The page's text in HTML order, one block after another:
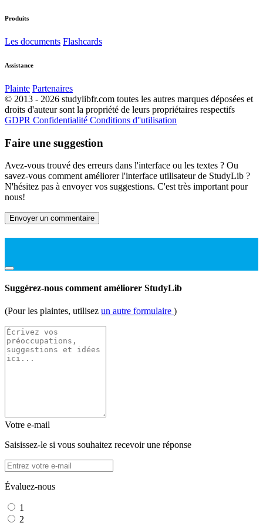
Produits
Les documents Flashcards
Assistance
Plainte Partenaires
© 2013 - 2026 studylibfr.com toutes les autres marques déposées et
droits d'auteur sont la propriété de leurs propriétaires respectifs
GDPR Confidentialité Conditions d''utilisation
Faire une suggestion
Avez-vous trouvé des erreurs dans l'interface ou les textes ? Ou
savez-vous comment améliorer l'interface utilisateur de StudyLib ?
N'hésitez pas à envoyer vos suggestions. C'est très important pour
nous!
Envoyer un commentaire
Suggérez-nous comment améliorer StudyLib
(Pour les plaintes, utilisez un autre formulaire )
Votre e-mail
Saisissez-le si vous souhaitez recevoir une réponse
Évaluez-nous
1
2